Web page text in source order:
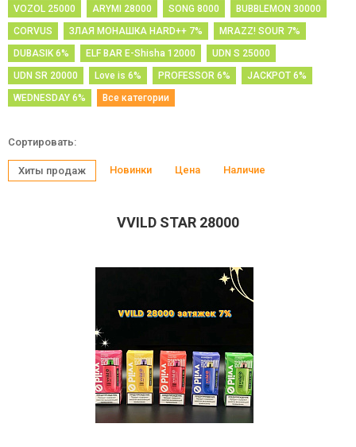
VOZOL 25000
ARYMI 28000 SONG 8000
BUBBLEMON 30000
CORVUS
ЗЛАЯ МОНАШКА HARD++ 7%
MRAZZ! SOUR 7%
DUBASIK 6%
ELF BAR E-Shisha 12000
UDN S 25000
UDN SR 20000
Love is 6% PROFESSOR 6%
JACKPOT 6%
WEDNESDAY 6%
Все категории
Сортировать:
Хиты продаж Новинки Цена Наличие
VVILD STAR 28000